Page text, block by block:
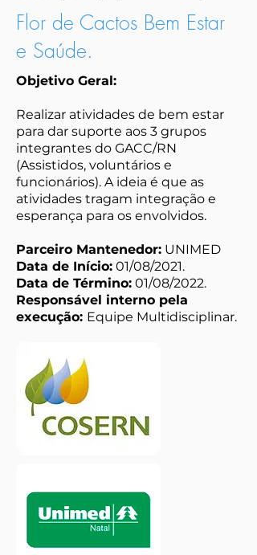
Flor de Cactos Bem Estar
e Saúde.
Objetivo Geral:
Realizar atividades de bem estar
para dar suporte aos 3 grupos
integrantes do GACC/RN
(Assistidos, voluntários e
funcionários). A ideia é que as
atividades tragam integração e
esperança para os envolvidos.
Parceiro Mantenedor: UNIMED
Data de Início: 01/08/2021.
Data de Término: 01/08/2022.
Responsável interno pela
execução: Equipe Multidisciplinar.